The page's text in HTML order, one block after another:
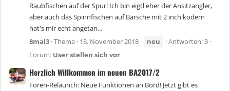
Raubfischen auf der Spur! Ich bin eigtl eher der Ansitzangler,
aber auch das Spinnfischen auf Barsche mit 2 inch ködern
hat's mir echt angetan...
8mal3 Thema 13. November 2018 neu
Antworten: 3
Forum: User stellen sich vor
Herzlich Willkommen im neuen BA2017/2
Foren-Relaunch: Neue Funktionen an Bord! Jetzt gibt es